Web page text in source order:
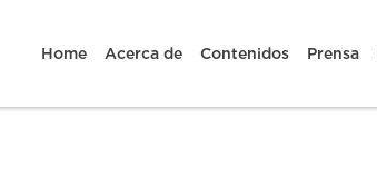
Home Acerca de Contenidos Prensa